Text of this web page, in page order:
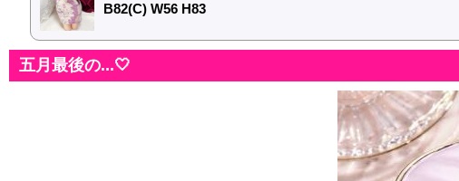
B82(C) W56 H83
五月最後の...🤍